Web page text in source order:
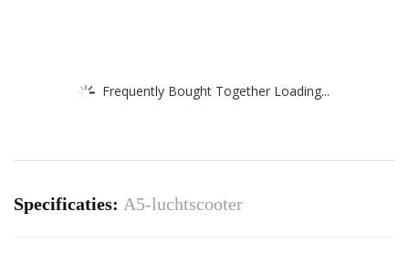
Frequently Bought Together Loading...
Specificaties: A5-luchtscooter